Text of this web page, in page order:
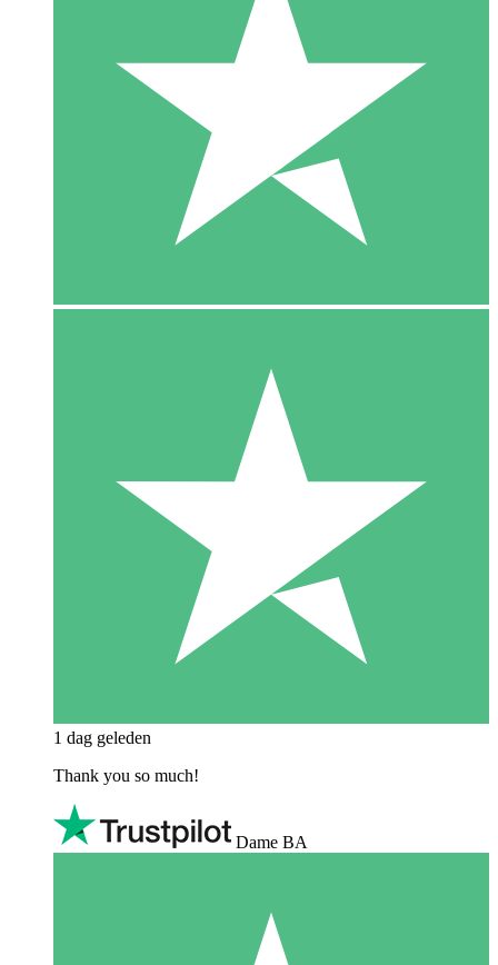
1 dag geleden
Thank you so much!
Dame BA